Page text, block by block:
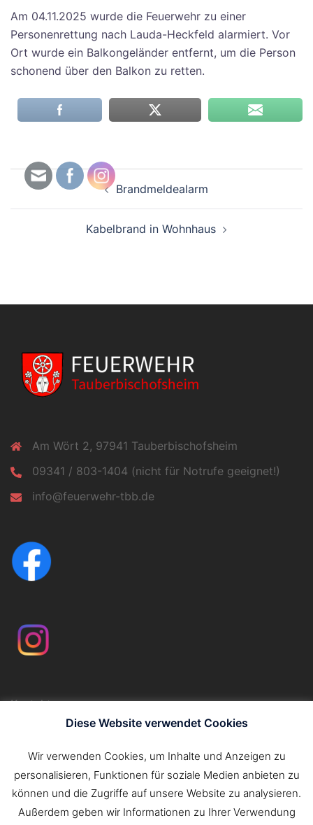
Am 04.11.2025 wurde die Feuerwehr zu einer
Personenrettung nach Lauda-Heckfeld alarmiert. Vor
Ort wurde ein Balkongeländer entfernt, um die Person
schonend über den Balkon zu retten.
Beitragsnavigation
Brandmeldealarm
Kabelbrand in Wohnhaus
Am Wört 2, 97941 Tauberbischofsheim
09341 / 803-1404 (nicht für Notrufe geeignet!)
info@feuerwehr-tbb.de
Kontakt
Impressum
Suchen
nach:
Diese Website verwendet Cookies
Wir verwenden Cookies, um Inhalte und Anzeigen zu
personalisieren, Funktionen für soziale Medien anbieten zu
können und die Zugriffe auf unsere Website zu analysieren.
Außerdem geben wir Informationen zu Ihrer Verwendung